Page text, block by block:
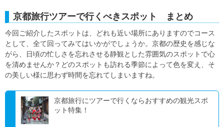
京都旅行ツアーで行くべきスポット まとめ
今回ご紹介したスポットは、どれも近い場所にありますのでコース
として、全て回ってみてはいかがでしょうか。京都の歴史を感じな
がら、日頃の忙しさを忘れさせる静観とした雰囲気のスポットで心
を清めませんか？どのスポットも訪れる季節によって色を変え、そ
の美しい様に思わず時間を忘れてしまいますね。
京都旅行にツアーで行くならおすすめの観光スポ
ット特集！